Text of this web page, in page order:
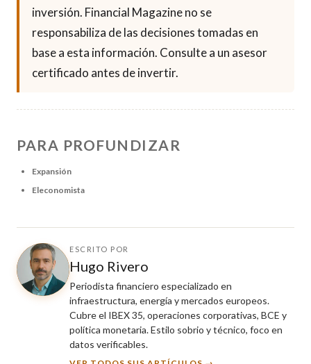
inversión. Financial Magazine no se
responsabiliza de las decisiones tomadas en
base a esta información. Consulte a un asesor
certificado antes de invertir.
PARA PROFUNDIZAR
Expansión
Eleconomista
ESCRITO POR
Hugo Rivero
Periodista financiero especializado en
infraestructura, energía y mercados europeos.
Cubre el IBEX 35, operaciones corporativas, BCE y
política monetaria. Estilo sobrio y técnico, foco en
datos verificables.